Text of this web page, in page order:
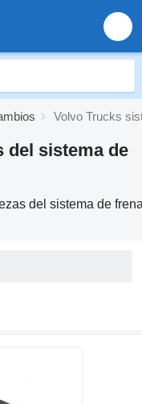
Volvo Trucks
del sistema de
del sistema de